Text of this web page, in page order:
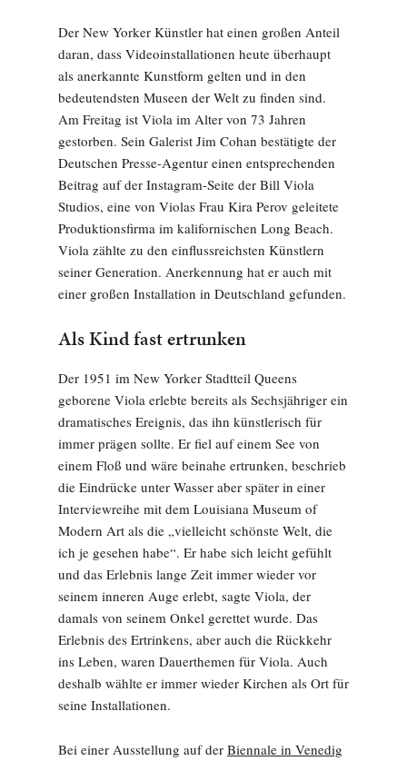
Der New Yorker Künstler hat einen großen Anteil
daran, dass Videoinstallationen heute überhaupt
als anerkannte Kunstform gelten und in den
bedeutendsten Museen der Welt zu finden sind.
Am Freitag ist Viola im Alter von 73 Jahren
gestorben. Sein Galerist Jim Cohan bestätigte der
Deutschen Presse-Agentur einen entsprechenden
Beitrag auf der Instagram-Seite der Bill Viola
Studios, eine von Violas Frau Kira Perov geleitete
Produktionsfirma im kalifornischen Long Beach.
Viola zählte zu den einflussreichsten Künstlern
seiner Generation. Anerkennung hat er auch mit
einer großen Installation in Deutschland gefunden.
Als Kind fast ertrunken
Der 1951 im New Yorker Stadtteil Queens
geborene Viola erlebte bereits als Sechsjähriger ein
dramatisches Ereignis, das ihn künstlerisch für
immer prägen sollte. Er fiel auf einem See von
einem Floß und wäre beinahe ertrunken, beschrieb
die Eindrücke unter Wasser aber später in einer
Interviewreihe mit dem Louisiana Museum of
Modern Art als die „vielleicht schönste Welt, die
ich je gesehen habe“. Er habe sich leicht gefühlt
und das Erlebnis lange Zeit immer wieder vor
seinem inneren Auge erlebt, sagte Viola, der
damals von seinem Onkel gerettet wurde. Das
Erlebnis des Ertrinkens, aber auch die Rückkehr
ins Leben, waren Dauerthemen für Viola. Auch
deshalb wählte er immer wieder Kirchen als Ort für
seine Installationen.
Bei einer Ausstellung auf der Biennale in Venedig